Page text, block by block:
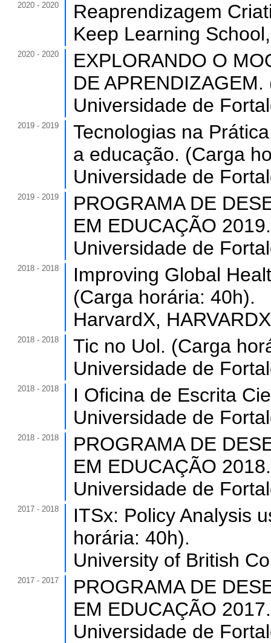
2020 - 2020
Reaprendizagem
Keep Learning
2020 - 2020
EXPLORANDO O
DE
Universidade de
2019 - 2019
Tecnologias na
a educação. (Carga
Universidade de
2019 - 2019
PROGRAMA DE
EM EDUCAÇÃO
Universidade de
2018 - 2018
Improving Global
(Carga horária: 40h).
HarvardX,
2018 - 2018
Tic no Uol. (Carga
Universidade de
2018 - 2018
I Oficina de Escrita
Universidade de
2018 - 2018
PROGRAMA DE
EM EDUCAÇÃO
Universidade de
2017 - 2018
ITSx: Policy Analysis
horária: 40h).
University of British
2017 - 2017
PROGRAMA DE
EM EDUCAÇÃO
Universidade de